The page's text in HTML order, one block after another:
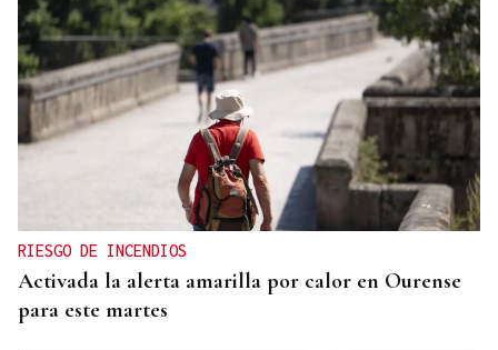
RIESGO DE INCENDIOS
Activada la alerta amarilla por calor en Ourense
para este martes